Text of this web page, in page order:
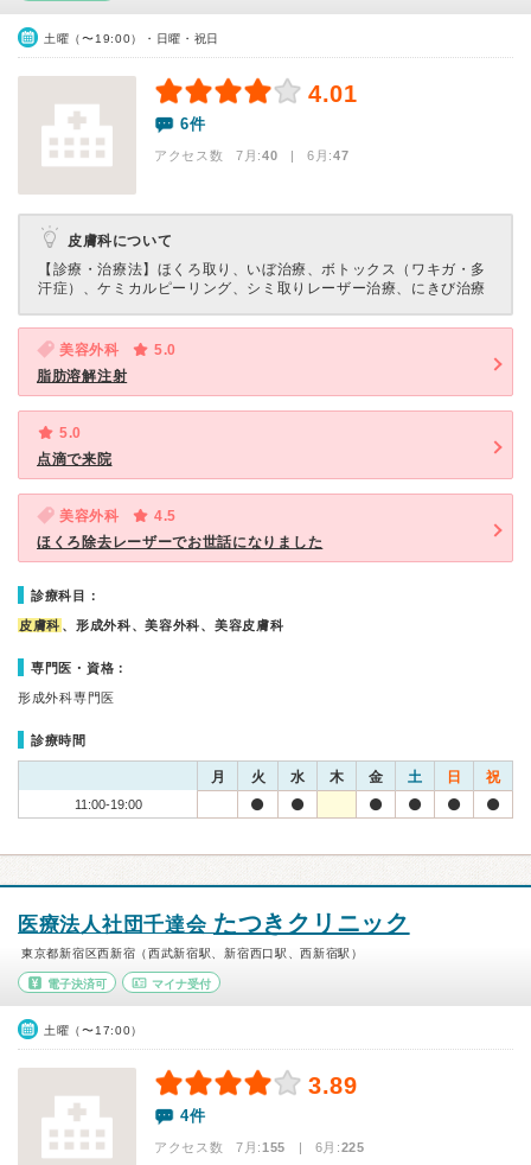
土曜（〜19:00）・日曜・祝日
4.01
6件
アクセス数 7月:40 | 6月:47
皮膚科について
【診療・治療法】 ほくろ取り、いぼ治療、ボトックス（ワキガ・多
汗症）、ケミカルピーリング、シミ取りレーザー治療、にきび治療
美容外科
5.0
脂肪溶解注射
5.0
点滴で来院
美容外科
4.5
ほくろ除去レーザーでお世話になりました
診療科目：
皮膚科 、形成外科、美容外科、美容皮膚科
専門医・資格：
形成外科専門医
診療時間
月 火 水 木 金 土 日 祝
11:00-19:00
医療法人社団千達会 たつきクリニック
東京都新宿区西新宿（西武新宿駅、新宿西口駅、西新宿駅）
電子決済可 マイナ受付
土曜（〜17:00）
3.89
4件
アクセス数 7月:155 | 6月:225